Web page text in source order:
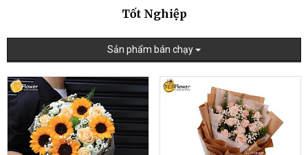
Tốt Nghiệp
Sản phẩm bán chạy